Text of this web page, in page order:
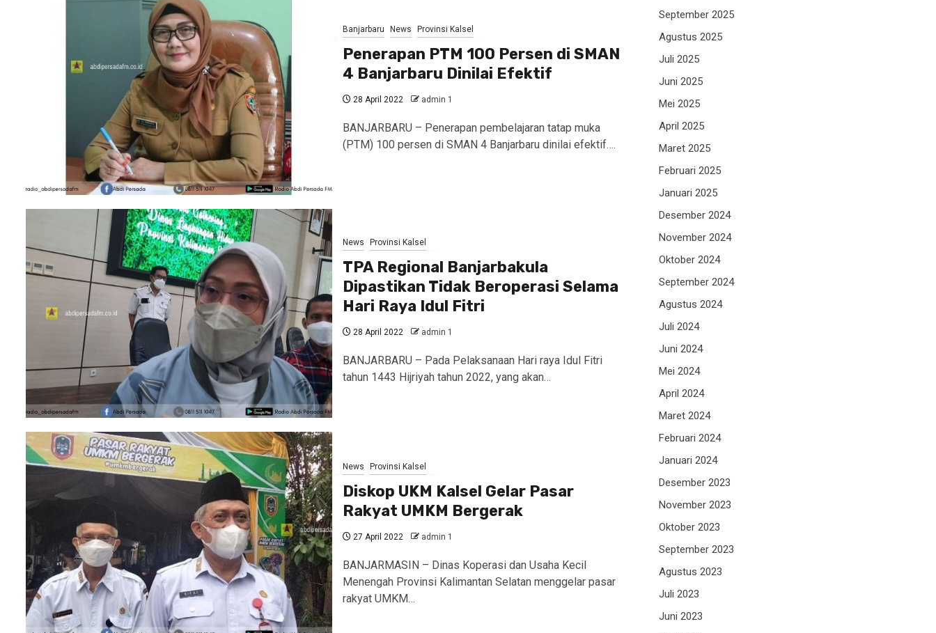
Banjarbaru News Provinsi Kalsel
Penerapan PTM 100 Persen di SMAN
4 Banjarbaru Dinilai Efektif
28 April 2022 admin 1
BANJARBARU – Penerapan pembelajaran tatap muka
(PTM) 100 persen di SMAN 4 Banjarbaru dinilai efektif….
News Provinsi Kalsel
TPA Regional Banjarbakula
Dipastikan Tidak Beroperasi Selama
Hari Raya Idul Fitri
28 April 2022 admin 1
BANJARBARU – Pada Pelaksanaan Hari raya Idul Fitri
tahun 1443 Hijriyah tahun 2022, yang akan…
News Provinsi Kalsel
Diskop UKM Kalsel Gelar Pasar
Rakyat UMKM Bergerak
27 April 2022 admin 1
BANJARMASIN – Dinas Koperasi dan Usaha Kecil
Menengah Provinsi Kalimantan Selatan menggelar pasar
rakyat UMKM…
September 2025
Agustus 2025
Juli 2025
Juni 2025
Mei 2025
April 2025
Maret 2025
Februari 2025
Januari 2025
Desember 2024
November 2024
Oktober 2024
September 2024
Agustus 2024
Juli 2024
Juni 2024
Mei 2024
April 2024
Maret 2024
Februari 2024
Januari 2024
Desember 2023
November 2023
Oktober 2023
September 2023
Agustus 2023
Juli 2023
Juni 2023